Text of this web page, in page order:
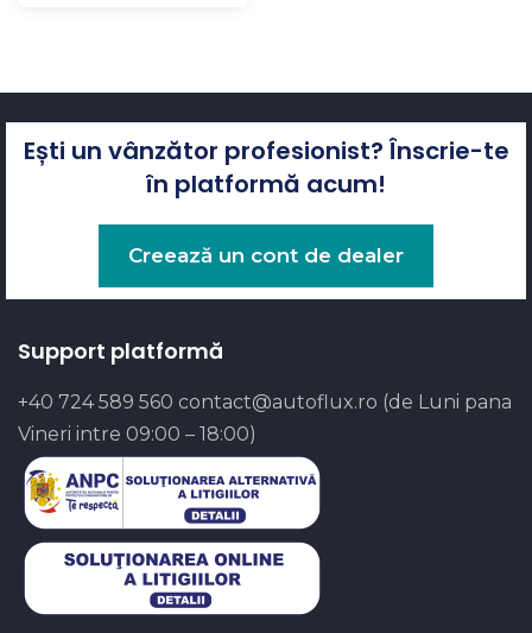
Ești un vânzător profesionist? Înscrie-te
în platformă acum!
Creează un cont de dealer
Support platformă
+40 724 589 560 contact@autoflux.ro (de Luni pana
Vineri intre 09:00 – 18:00)